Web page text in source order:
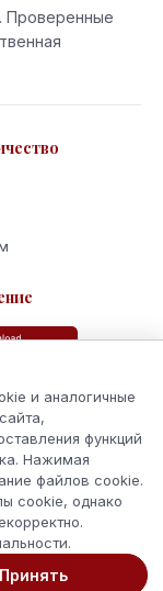
Проверенные
и аналогичные
функций
Нажимая
файлов cookie.
cookie, однако
Принять